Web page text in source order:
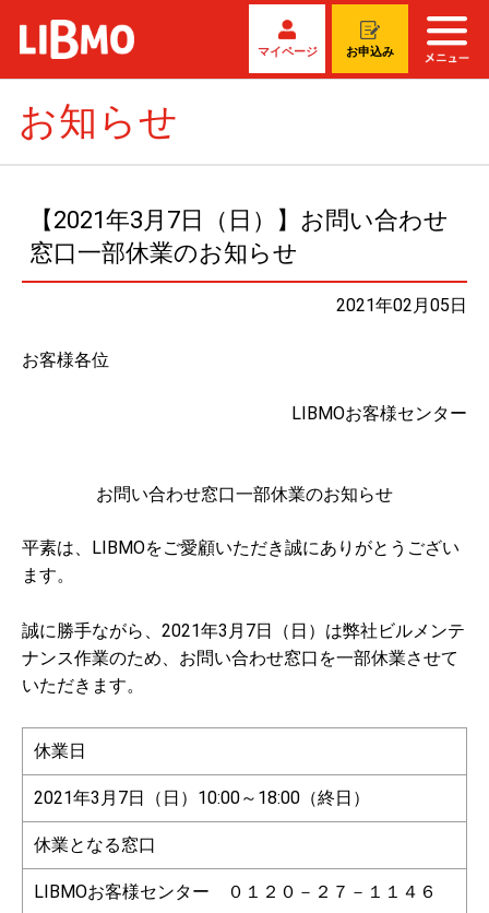
マイページ お申込み
お知らせ
【2021年3月7日（日）】お問い合わせ
窓口一部休業のお知らせ
2021年02月05日
お客様各位
LIBMOお客様センター
お問い合わせ窓口一部休業のお知らせ
平素は、LIBMOをご愛顧いただき誠にありがとうござい
ます。
誠に勝手ながら、2021年3月7日（日）は弊社ビルメンテ
ナンス作業のため、お問い合わせ窓口を一部休業させて
いただきます。
休業日
2021年3月7日（日）10:00～18:00（終日）
休業となる窓口
LIBMOお客様センター ０１２０－２７－１１４６